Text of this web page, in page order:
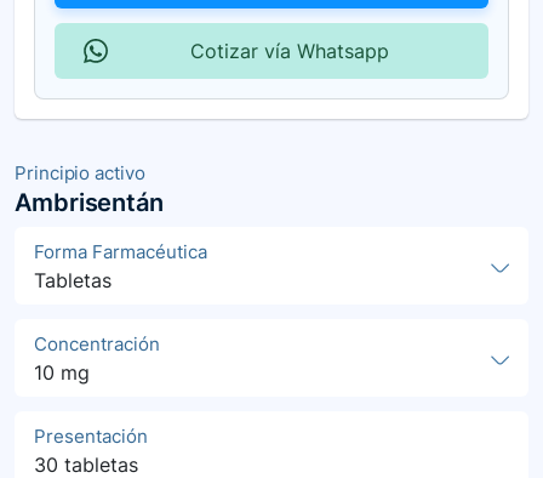
Principio activo
Ambrisentán
Forma Farmacéutica
Tabletas
Concentración
10 mg
Presentación
30 tabletas
Cotizar vía Whatsapp